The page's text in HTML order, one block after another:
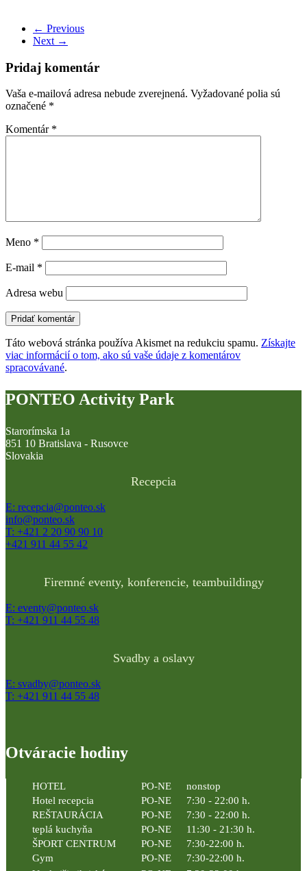
← Previous
Next →
Pridaj komentár
Vaša e-mailová adresa nebude zverejnená. Vyžadované polia sú
označené *
Komentár *
Meno *
E-mail *
Adresa webu
Táto webová stránka používa Akismet na redukciu spamu. Získajte
viac informácií o tom, ako sú vaše údaje z komentárov
spracovávané.
PONTEO Activity Park
Starorímska 1a
851 10 Bratislava - Rusovce
Slovakia
Recepcia
E: recepcia@ponteo.sk
info@ponteo.sk
T: +421 2 20 90 90 10
+421 911 44 55 42
Firemné eventy, konferencie, teambuildingy
E: eventy@ponteo.sk
T: +421 911 44 55 48
Svadby a oslavy
E: svadby@ponteo.sk
T: +421 911 44 55 48
Otváracie hodiny
HOTEL PO-NE
nonstop
Hotel recepcia
PO-NE
7:30 - 22:00 h.
REŠTAURÁCIA
PO-NE
7:30 - 22:00 h.
teplá kuchyňa
PO-NE
11:30 - 21:30 h.
ŠPORT CENTRUM
PO-NE
7:30-22:00 h.
Gym
PO-NE
7:30-22:00 h.